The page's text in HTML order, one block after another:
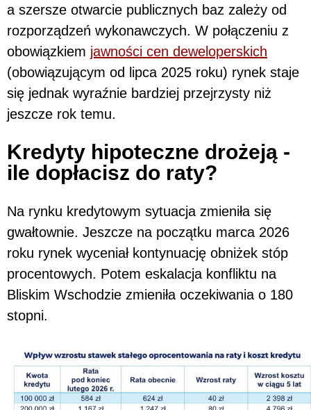
a szersze otwarcie publicznych baz zależy od
rozporządzeń wykonawczych. W połączeniu z
obowiązkiem jawności cen deweloperskich
(obowiązującym od lipca 2025 roku) rynek staje
się jednak wyraźnie bardziej przejrzysty niż
jeszcze rok temu.
Kredyty hipoteczne drożeją -
ile dopłacisz do raty?
Na rynku kredytowym sytuacja zmieniła się
gwałtownie. Jeszcze na początku marca 2026
roku rynek wyceniał kontynuację obniżek stóp
procentowych. Potem eskalacja konfliktu na
Bliskim Wschodzie zmieniła oczekiwania o 180
stopni.